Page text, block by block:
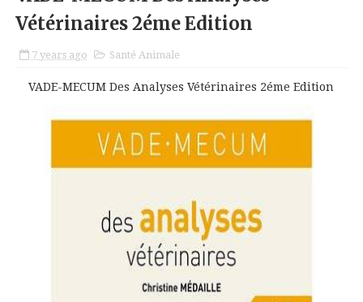
Vétérinaires 2éme Edition
7 years ago Santé Animale
VADE-MECUM Des Analyses Vétérinaires 2éme Edition